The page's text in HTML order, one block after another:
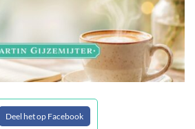
Deel het op Facebook